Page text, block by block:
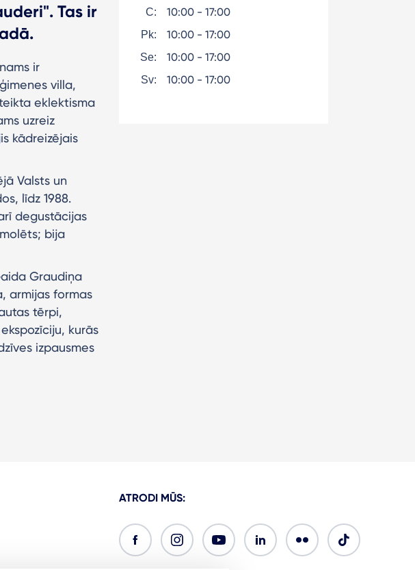
Tas ir
ir
villa,
eklektisma
uzreiz
kādreizējais
Valsts un
līdz 1988.
degustācijas
bija
Graudiņa
armijas formas
tērpi,
kurās
izpausmes
C: 10:00 - 17:00
Pk: 10:00 - 17:00
Se: 10:00 - 17:00
Sv: 10:00 - 17:00
ATRODI MŪS: